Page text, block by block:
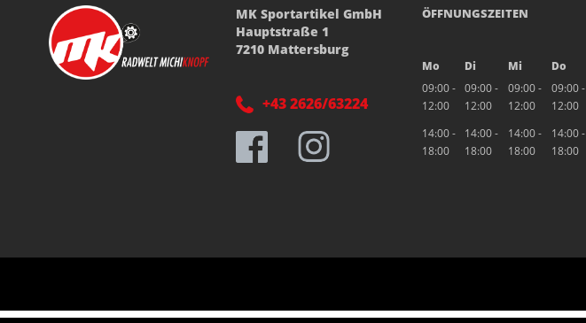
MK Sportartikel GmbH
Hauptstraße 1
7210 Mattersburg
+43 2626/63224
ÖFFNUNGSZEITEN
Mo Di Mi Do
09:00 -
12:00
09:00 -
12:00
09:00 -
12:00
09:00 -
12:00
14:00 -
18:00
14:00 -
18:00
14:00 -
18:00
14:00 -
18:00